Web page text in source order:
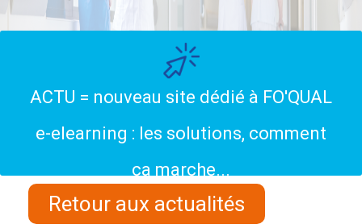
ACTU = nouveau site dédié à FO'QUAL
e-elearning : les solutions, comment
ça marche...
Retour aux actualités